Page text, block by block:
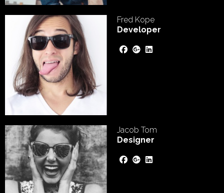
Fred Kope
Developer
Jacob Tom
Designer